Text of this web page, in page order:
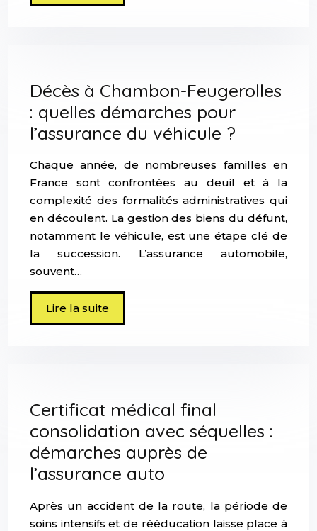
Décès à Chambon-Feugerolles
: quelles démarches pour
l’assurance du véhicule ?
Chaque année, de nombreuses familles en
France sont confrontées au deuil et à la
complexité des formalités administratives qui
en découlent. La gestion des biens du défunt,
notamment le véhicule, est une étape clé de
la succession. L’assurance automobile,
souvent…
Lire la suite
Certificat médical final
consolidation avec séquelles :
démarches auprès de
l’assurance auto
Après un accident de la route, la période de
soins intensifs et de rééducation laisse place à